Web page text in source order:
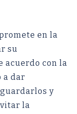
en la
su
acuerdo con la
a dar
y
la